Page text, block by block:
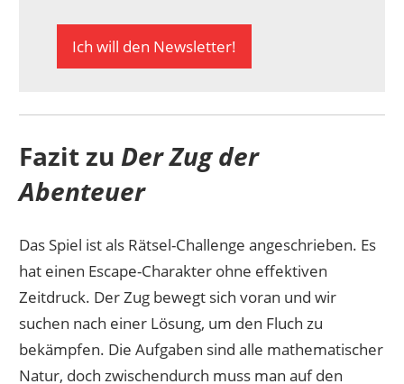
Ich will den Newsletter!
Fazit zu Der Zug der
Abenteuer
Das Spiel ist als Rätsel-Challenge angeschrieben. Es
hat einen Escape-Charakter ohne effektiven
Zeitdruck. Der Zug bewegt sich voran und wir
suchen nach einer Lösung, um den Fluch zu
bekämpfen. Die Aufgaben sind alle mathematischer
Natur, doch zwischendurch muss man auf den